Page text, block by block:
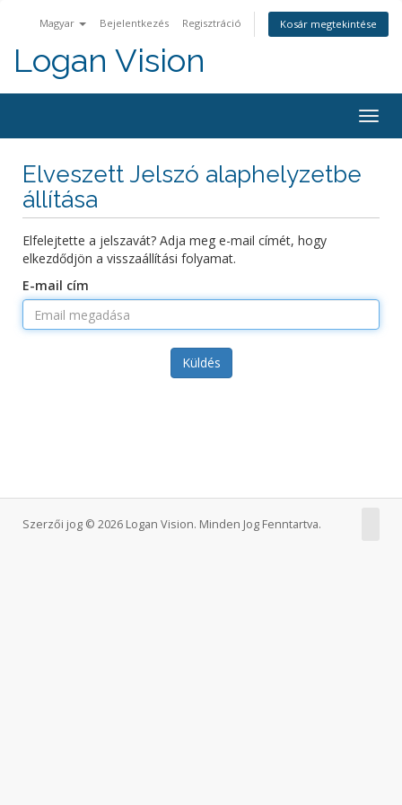
Magyar Bejelentkezés Regisztráció Kosár megtekintése
Logan Vision
Elveszett Jelszó alaphelyzetbe
állítása
Elfelejtette a jelszavát? Adja meg e-mail címét, hogy
elkezdődjön a visszaállítási folyamat.
E-mail cím
Küldés
Szerzői jog © 2026 Logan Vision. Minden Jog Fenntartva.